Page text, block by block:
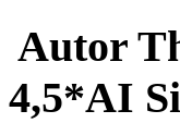
Autor
4,5*AI